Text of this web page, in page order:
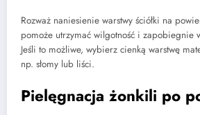
Rozważ naniesienie warstwy ściółki na
pomoże utrzymać wilgotność i zapobiegnie
Jeśli to możliwe, wybierz cienką warstwę
np. słomy lub liści.
Pielęgnacja żonkili po